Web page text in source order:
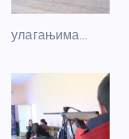
улагањима…